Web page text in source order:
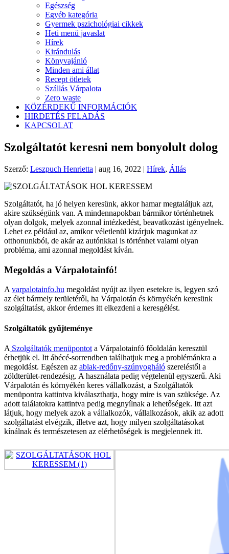
Egészség
Egyéb kategória
Gyermek pszichológiai cikkek
Heti menü javaslat
Hírek
Kirándulás
Könyvajánló
Minden ami állat
Recept ötletek
Szállás Várpalota
Zero waste
KÖZÉRDEKŰ INFORMÁCIÓK
HIRDETÉS FELADÁS
KAPCSOLAT
Szolgáltatót keresni nem bonyolult dolog
Szerző: Leszpuch Henrietta | aug 16, 2022 | Hírek, Állás
Szolgáltatót, ha jó helyen keresünk, akkor hamar megtaláljuk azt,
akire szükségünk van. A mindennapokban bármikor történhetnek
olyan dolgok, melyek azonnal intézkedést, beavatkozást igényelnek.
Lehet ez például az, amikor véletlenül kizárjuk magunkat az
otthonunkból, de akár az autónkkal is történhet valami olyan
probléma, ami azonnal megoldást kíván.
Megoldás a Várpalotainfó!
A varpalotainfo.hu megoldást nyújt az ilyen esetekre is, legyen szó
az élet bármely területéről, ha Várpalotán és környékén keresünk
szolgáltatást, akkor érdemes itt elkezdeni a keresgélést.
Szolgáltatók gyűjteménye
A Szolgáltatók menüpontot a Várpalotainfó főoldalán keresztül
érhetjük el. Itt ábécé-sorrendben találhatjuk meg a problémánkra a
megoldást. Egészen az ablak-redőny-szúnyogháló szereléstől a
zöldterület-rendezésig. A használata pedig végtelenül egyszerű. Aki
Várpalotán és környékén keres vállalkozást, a Szolgáltatók
menüpontra kattintva kiválaszthatja, hogy mire is van szüksége. Az
adott találatokra kattintva pedig megnyílnak a lehetőségek. Itt azt
látjuk, hogy melyek azok a vállalkozók, vállalkozások, akik az adott
szolgáltatást elvégzik, illetve azt, hogy milyen szolgáltatásokat
kínálnak és természetesen az elérhetőségek is megjelennek itt.